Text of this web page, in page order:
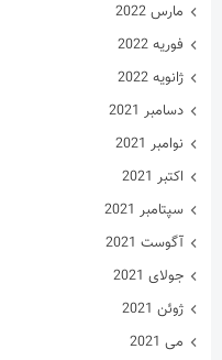
مارس 2022
فوریه 2022
ژانویه 2022
دسامبر 2021
نوامبر 2021
اکتبر 2021
سپتامبر 2021
آگوست 2021
جولای 2021
ژوئن 2021
می 2021